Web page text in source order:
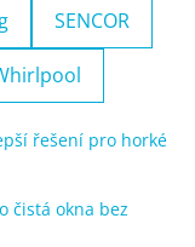
SENCOR
řešení pro horké
čistá okna bez